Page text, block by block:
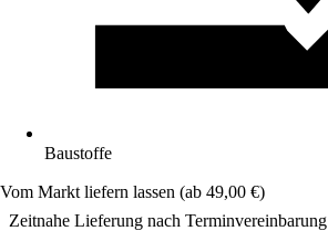
Baustoffe
Vom Markt liefern lassen (ab 49,00 €)
Zeitnahe Lieferung nach Terminvereinbarung